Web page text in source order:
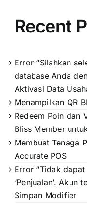
Recent
Error “Silahkan
database Anda
Aktivasi Data
Menampilkan QR
Redeem Poin dan
Bliss Member
Membuat Tenaga
Accurate POS
Error “Tidak
‘Penjualan’. Akun
Simpan Modifier